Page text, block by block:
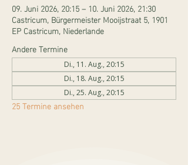
09. Juni 2026, 20:15 – 10. Juni 2026, 21:30
Castricum, Bürgermeister Mooijstraat 5, 1901
EP Castricum, Niederlande
Andere Termine
Di., 11. Aug., 20:15
Di., 18. Aug., 20:15
Di., 25. Aug., 20:15
25 Termine ansehen